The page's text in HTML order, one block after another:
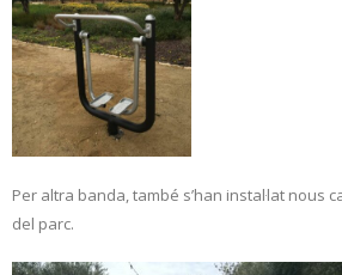
Per altra banda, també s’han instal·lat nous
del parc.